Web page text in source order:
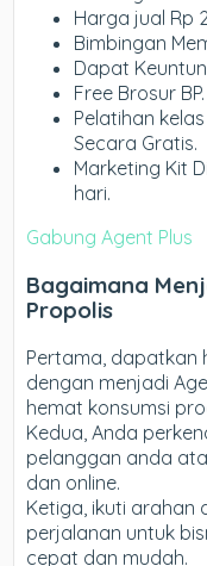
Harga jual Rp
Bimbingan
Dapat
Free Brosur BP.
Pelatihan
Secara Gratis.
Marketing Kit
hari.
Gabung Agent Plus
Bagaimana
Propolis
Pertama, dapatkan
dengan menjadi
hemat konsumsi
Kedua, Anda
pelanggan anda
dan online.
Ketiga, ikuti arahan
perjalanan untuk
cepat dan mudah.